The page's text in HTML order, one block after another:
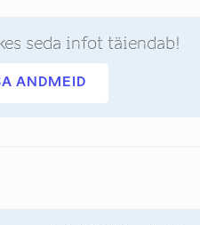
seda infot täiendab!
ANDMEID